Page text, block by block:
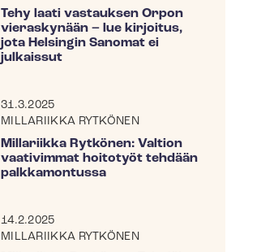
Tehy laati vastauksen Orpon
vieraskynään – lue kirjoitus,
jota Helsingin Sanomat ei
julkaissut
31.3.2025
MILLARIIKKA RYTKÖNEN
Millariikka Rytkönen: Valtion
vaativimmat hoitotyöt tehdään
palkkamontussa
14.2.2025
MILLARIIKKA RYTKÖNEN